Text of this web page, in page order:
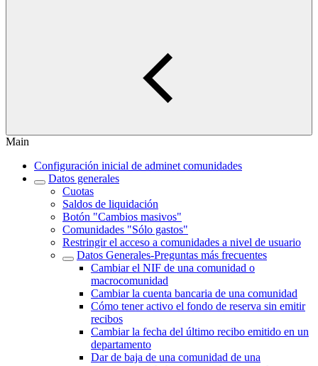
Main
Configuración inicial de adminet comunidades
Datos generales
Cuotas
Saldos de liquidación
Botón "Cambios masivos"
Comunidades "Sólo gastos"
Restringir el acceso a comunidades a nivel de usuario
Datos Generales-Preguntas más frecuentes
Cambiar el NIF de una comunidad o
macrocomunidad
Cambiar la cuenta bancaria de una comunidad
Cómo tener activo el fondo de reserva sin emitir
recibos
Cambiar la fecha del último recibo emitido en un
departamento
Dar de baja de una comunidad de una